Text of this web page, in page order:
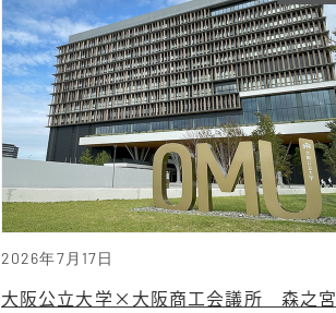
2026年7月17日
大阪公立大学×大阪商工会議所 森之宮